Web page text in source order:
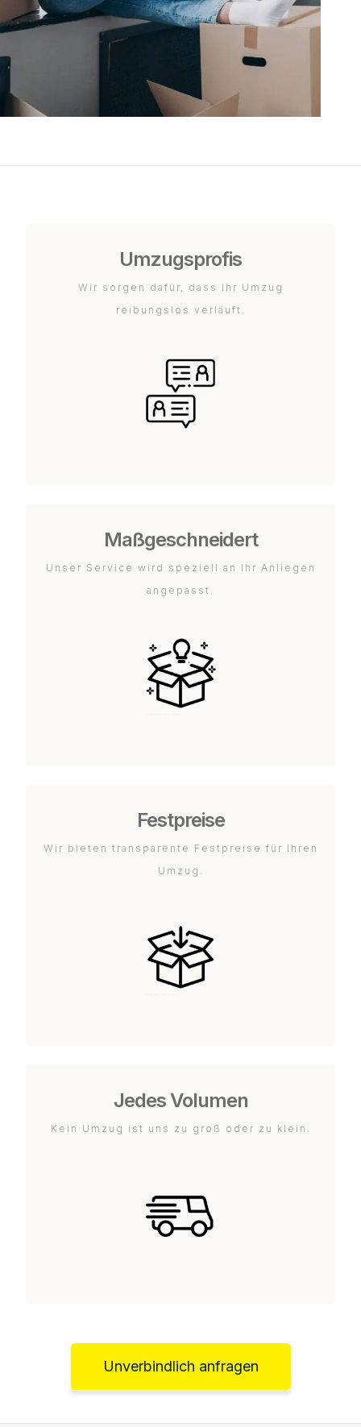
Umzugsprofis
Wir sorgen dafür, dass Ihr Umzug
reibungslos verläuft.
Maßgeschneidert
Unser Service wird speziell an Ihr Anliegen
angepasst.
Festpreise
Wir bieten transparente Festpreise für Ihren
Umzug.
Jedes Volumen
Kein Umzug ist uns zu groß oder zu klein.
Unverbindlich anfragen